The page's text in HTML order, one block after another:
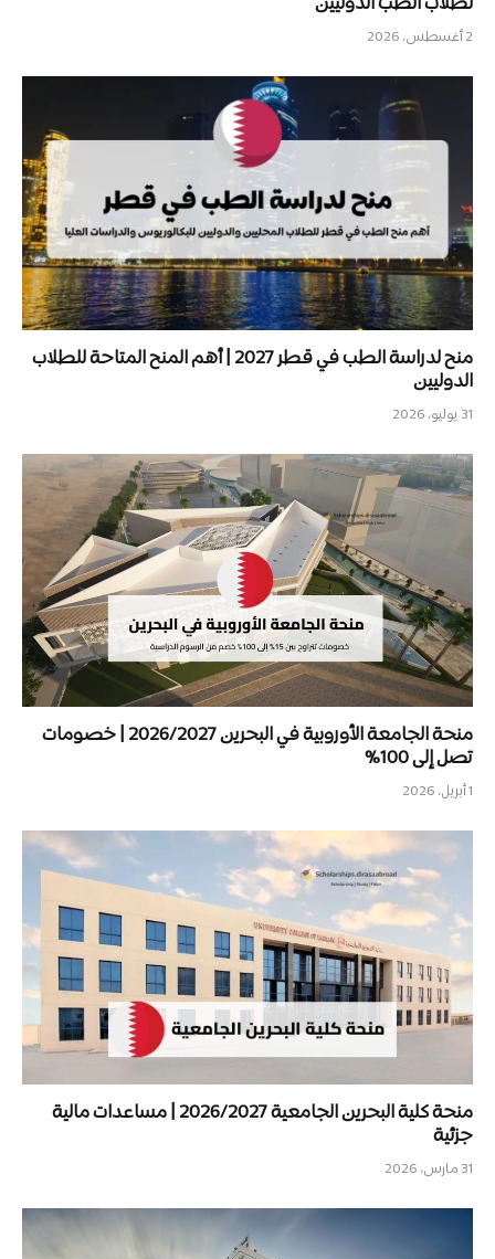
2 أغسطس، 2026
منح لدراسة الطب في قطر 2027 | أهم المنح المتاحة للطلاب
الدوليين
31 يوليو، 2026
منحة الجامعة الأوروبية في البحرين 2026/2027 | خصومات
تصل إلى 100%
1 أبريل، 2026
منحة كلية البحرين الجامعية 2026/2027 | مساعدات مالية
جزئية
31 مارس، 2026